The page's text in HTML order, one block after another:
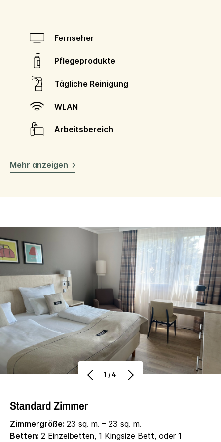
Fernseher
Pflegeprodukte
Tägliche Reinigung
WLAN
Arbeitsbereich
Mehr anzeigen
1/4
Standard Zimmer
Zimmergröße: 23 sq. m. – 23 sq. m.
Betten: 2 Einzelbetten, 1 Kingsize Bett, oder 1